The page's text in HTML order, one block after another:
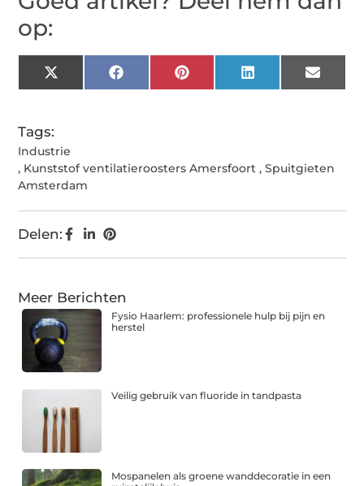
op:
X
(Twitter)
FacebookPinterestLinkedIn Email
Tags:
Industrie
, Kunststof ventilatieroosters Amersfoort ,Spuitgieten
Amsterdam
Delen:
Meer Berichten
Fysio Haarlem: professionele hulp bij pijn en
herstel
Veilig gebruik van fluoride in tandpasta
Mospanelen als groene wanddecoratie in een